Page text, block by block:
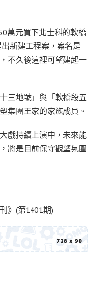
萬元買下北士科的軟橋
新建工程案，案名是
不久後這裡可望建起一
三地號」與「軟橋段五
集團王家的家族成員。
戲持續上演中，未來能
將是目前保守觀望氛圍
》(第1401期)